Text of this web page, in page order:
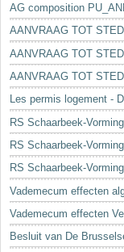
AG composition
AANVRAAG TOT
AANVRAAG TOT
AANVRAAG TOT
Les permis logement -
RS Schaarbeek-
RS Schaarbeek-
RS Schaarbeek-
Vademecum effecten
Vademecum effecten
Besluit van De